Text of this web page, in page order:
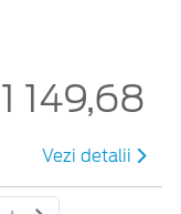
149,68
Vezi detalii